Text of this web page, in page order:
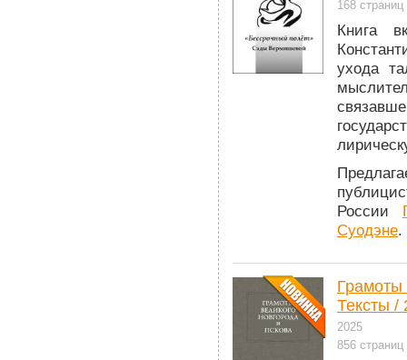
168 страниц
Книга
ухода
России
Суодэне.
Грамоты
Тексты /
2025
856 страниц